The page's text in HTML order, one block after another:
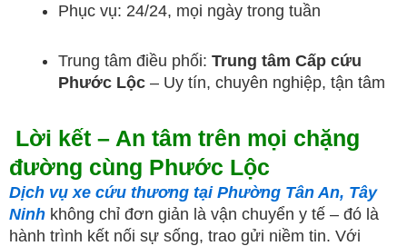
Phục vụ: 24/24, mọi ngày trong tuần
Trung tâm điều phối: Trung tâm Cấp cứu
Phước Lộc – Uy tín, chuyên nghiệp, tận tâm
Lời kết – An tâm trên mọi chặng
đường cùng Phước Lộc
Dịch vụ xe cứu thương tại Phường Tân An, Tây
Ninh không chỉ đơn giản là vận chuyển y tế – đó là
hành trình kết nối sự sống, trao gửi niềm tin. Với